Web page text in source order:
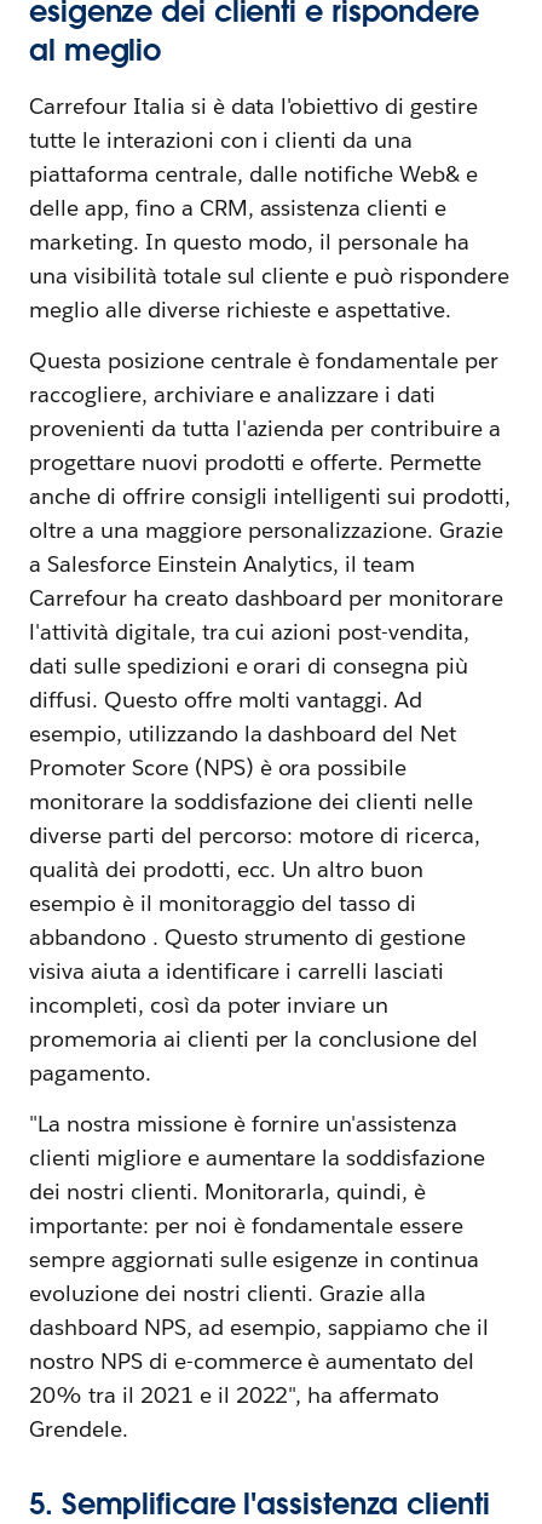
esigenze dei clienti e rispondere
al meglio
Carrefour Italia si è data l'obiettivo di gestire
tutte le interazioni con i clienti da una
piattaforma centrale, dalle notifiche Web& e
delle app, fino a CRM, assistenza clienti e
marketing. In questo modo, il personale ha
una visibilità totale sul cliente e può rispondere
meglio alle diverse richieste e aspettative.
Questa posizione centrale è fondamentale per
raccogliere, archiviare e analizzare i dati
provenienti da tutta l'azienda per contribuire a
progettare nuovi prodotti e offerte. Permette
anche di offrire consigli intelligenti sui prodotti,
oltre a una maggiore personalizzazione. Grazie
a Salesforce Einstein Analytics, il team
Carrefour ha creato dashboard per monitorare
l'attività digitale, tra cui azioni post-vendita,
dati sulle spedizioni e orari di consegna più
diffusi. Questo offre molti vantaggi. Ad
esempio, utilizzando la dashboard del Net
Promoter Score (NPS) è ora possibile
monitorare la soddisfazione dei clienti nelle
diverse parti del percorso: motore di ricerca,
qualità dei prodotti, ecc. Un altro buon
esempio è il monitoraggio del tasso di
abbandono . Questo strumento di gestione
visiva aiuta a identificare i carrelli lasciati
incompleti, così da poter inviare un
promemoria ai clienti per la conclusione del
pagamento.
"La nostra missione è fornire un'assistenza
clienti migliore e aumentare la soddisfazione
dei nostri clienti. Monitorarla, quindi, è
importante: per noi è fondamentale essere
sempre aggiornati sulle esigenze in continua
evoluzione dei nostri clienti. Grazie alla
dashboard NPS, ad esempio, sappiamo che il
nostro NPS di e-commerce è aumentato del
20% tra il 2021 e il 2022", ha affermato
Grendele.
5. Semplificare l'assistenza clienti